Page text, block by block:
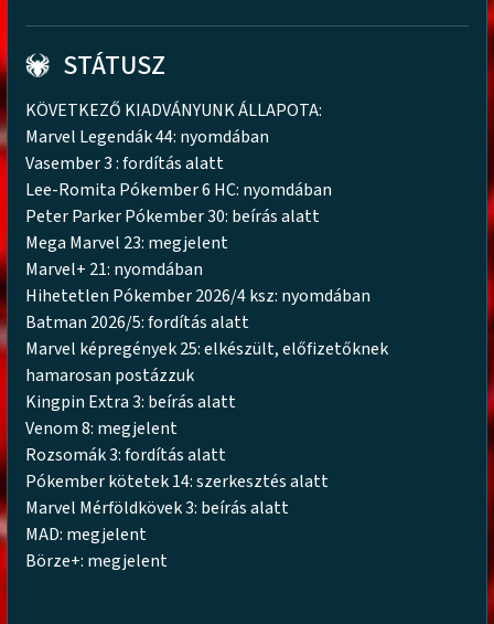
STÁTUSZ
KÖVETKEZŐ KIADVÁNYUNK ÁLLAPOTA:
Marvel Legendák 44: nyomdában
Vasember 3 : fordítás alatt
Lee-Romita Pókember 6 HC: nyomdában
Peter Parker Pókember 30: beírás alatt
Mega Marvel 23: megjelent
Marvel+ 21: nyomdában
Hihetetlen Pókember 2026/4 ksz: nyomdában
Batman 2026/5: fordítás alatt
Marvel képregények 25: elkészült, előfizetőknek
hamarosan postázzuk
Kingpin Extra 3: beírás alatt
Venom 8: megjelent
Rozsomák 3: fordítás alatt
Pókember kötetek 14: szerkesztés alatt
Marvel Mérföldkövek 3: beírás alatt
MAD: megjelent
Börze+: megjelent